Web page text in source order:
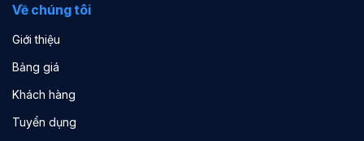
Về chúng tôi
Giới thiệu
Bảng giá
Khách hàng
Tuyển dụng